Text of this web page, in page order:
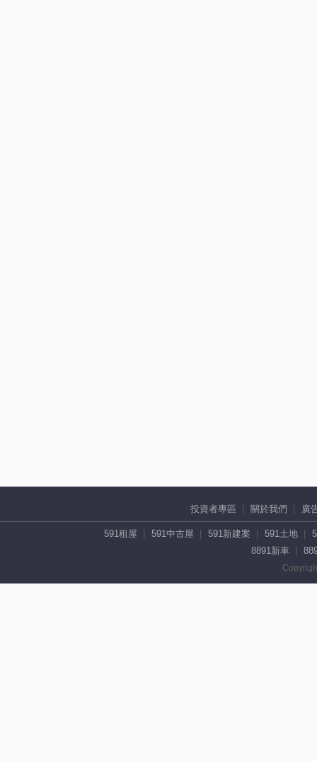
投資者專區 關於我們 廣
591租屋 591中古屋 591新建案 591土地
8891新車